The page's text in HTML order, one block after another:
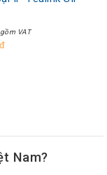
VAT
Nam?